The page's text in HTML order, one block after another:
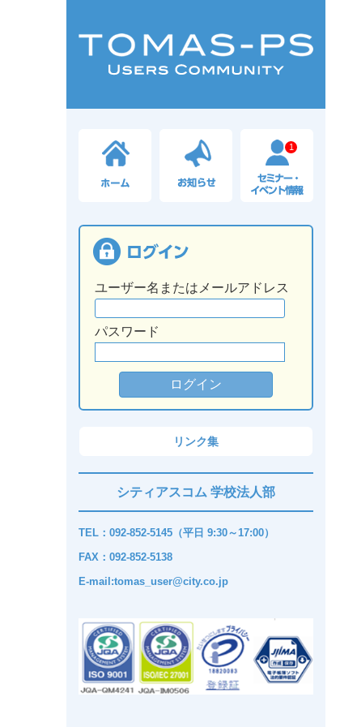
1
ユーザー名またはメールアドレス
パスワード
リンク集
シティアスコム 学校法人部
TEL：092-852-5145（平日 9:30～17:00）
FAX：092-852-5138
E-mail:tomas_user@city.co.jp